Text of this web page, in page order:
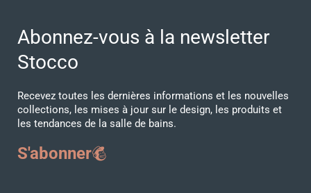
Abonnez-vous à la newsletter
Stocco
Recevez toutes les dernières informations et les nouvelles
collections, les mises à jour sur le design, les produits et
les tendances de la salle de bains.
S'abonner